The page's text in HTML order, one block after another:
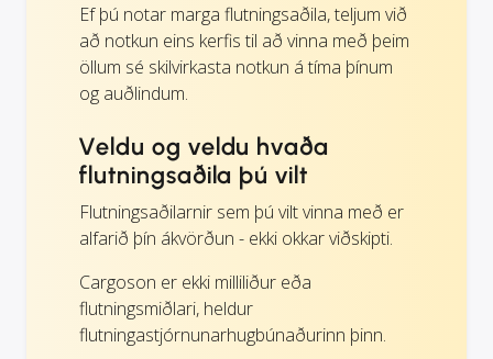
Ef þú notar marga flutningsaðila, teljum við
að notkun eins kerfis til að vinna með þeim
öllum sé skilvirkasta notkun á tíma þínum
og auðlindum.
Veldu og veldu hvaða
flutningsaðila þú vilt
Flutningsaðilarnir sem þú vilt vinna með er
alfarið þín ákvörðun - ekki okkar viðskipti.
Cargoson er ekki milliliður eða
flutningsmiðlari, heldur
flutningastjórnunarhugbúnaðurinn þinn.